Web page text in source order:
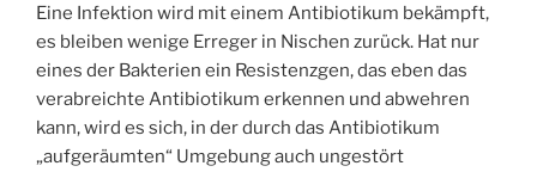
Eine Infektion wird mit einem Antibiotikum bekämpft,
es bleiben wenige Erreger in Nischen zurück. Hat nur
eines der Bakterien ein Resistenzgen, das eben das
verabreichte Antibiotikum erkennen und abwehren
kann, wird es sich, in der durch das Antibiotikum
„aufgeräumten“ Umgebung auch ungestört